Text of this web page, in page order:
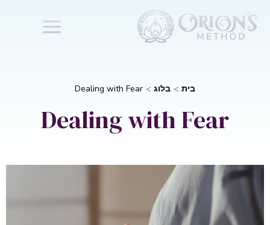
בית בלוג Dealing with Fear
Dealing with Fear